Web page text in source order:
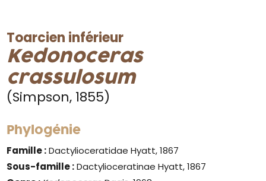
Toarcien inférieur
Kedonoceras
crassulosum
(Simpson, 1855)
Phylogénie
Famille :Dactylioceratidae Hyatt, 1867
Sous-famille :Dactylioceratinae Hyatt, 1867